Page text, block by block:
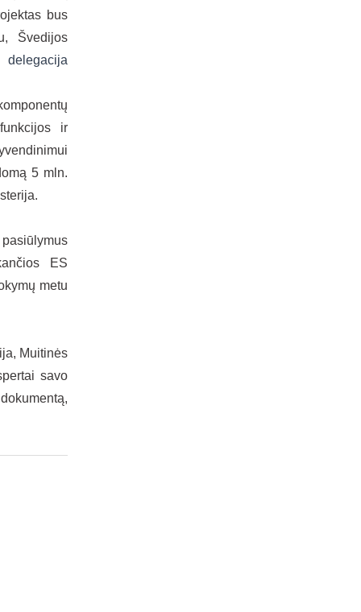
bus
Švedijos
delegacija
ir
5 mln.
ES
metu
Muitinės
savo